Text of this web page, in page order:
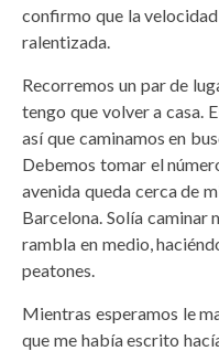
confirmo que la
ralentizada.
Recorremos un par de
tengo que volver a casa.
así que caminamos en
Debemos tomar el
avenida queda cerca de
Barcelona. Solía caminar
rambla en medio,
peatones.
Mientras esperamos le
que me había escrito